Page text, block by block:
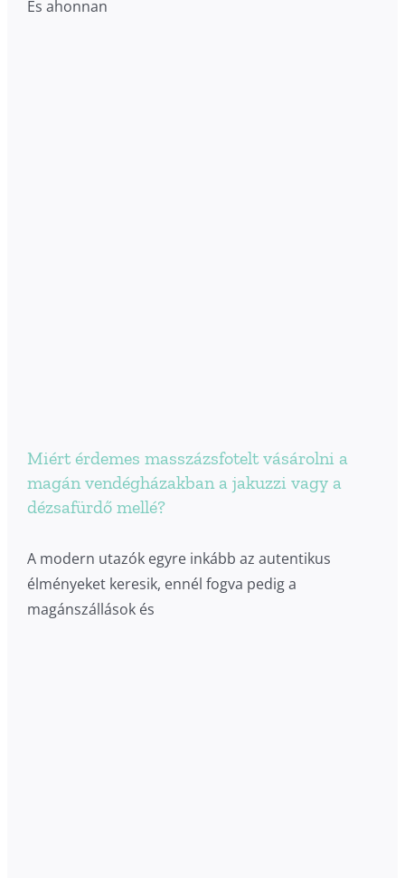
És ahonnan
Miért érdemes masszázsfotelt vásárolni a
magán vendégházakban a jakuzzi vagy a
dézsafürdő mellé?
A modern utazók egyre inkább az autentikus
élményeket keresik, ennél fogva pedig a
magánszállások és